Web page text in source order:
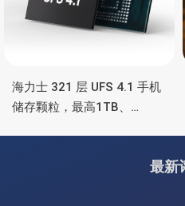
海力士 321 层 UFS 4.1 手机
储存颗粒，最高1TB、
最新